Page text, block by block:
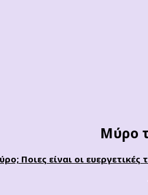
Μύρο
Ποιες είναι οι